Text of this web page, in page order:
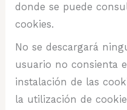
donde se puede
cookies.
No se descargará
usuario no consienta
instalación de las
la utilización de